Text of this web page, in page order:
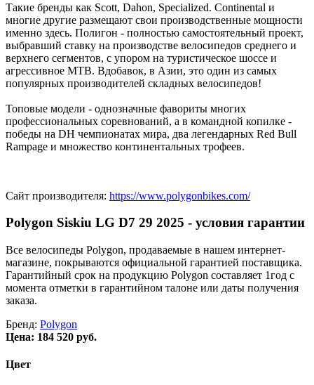
Такие бренды как Scott, Dahon, Specialized. Continental и
многие другие размещают свои производственные мощности
именно здесь. Полигон - полностью самостоятельный проект,
выбравший ставку на производстве велосипедов среднего и
верхнего сегментов, с упором на туристическое шоссе и
агрессивное MTB. Вдобавок, в Азии, это один из самых
популярных производителей складных велосипедов!
Топовые модели - однозначные фавориты многих
профессиональных соревнований, а в командной копилке -
победы на DH чемпионатах мира, два легендарных Red Bull
Rampage и множество континентальных трофеев.
Сайт производителя: https://www.polygonbikes.com/
Polygon Siskiu LG D7 29 2025 - условия гарантии
Все велосипеды Polygon, продаваемые в нашем интернет-
магазине, покрываются официальной гарантией поставщика.
Гарантийный срок на продукцию Polygon составляет 1год с
момента отметки в гарантийном талоне или даты получения
заказа.
Бренд: Polygon
Цена: 184 520 руб.
Цвет